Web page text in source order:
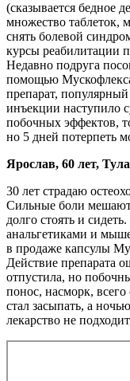
(сказывается бедное
множество таблеток,
снять болевой
курсы реабилитации
Недавно подруга
помощью
препарат,
инъекции наступило
побочных эффектов,
но 5 дней потерпеть
Ярослав, 60 лет,
30 лет страдаю
Сильные боли мешают
долго стоять и
анальгетиками и
в продаже капсулы
Действие препарата
отпустила, но
понос, насморк,
стал засыпать, а
лекарство не